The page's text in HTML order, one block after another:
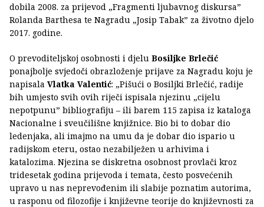
dobila 2008. za prijevod „Fragmenti ljubavnog diskursa”
Rolanda Barthesa te Nagradu „Josip Tabak” za životno djelo
2017. godine.
O prevoditeljskoj osobnosti i djelu Bosiljke Brlečić
ponajbolje svjedoči obrazloženje prijave za Nagradu koju je
napisala Vlatka Valentić: „Pišući o Bosiljki Brlečić, radije
bih umjesto svih ovih riječi ispisala njezinu „cijelu
nepotpunu” bibliografiju – ili barem 115 zapisa iz kataloga
Nacionalne i sveučilišne knjižnice. Bio bi to dobar dio
ledenjaka, ali imajmo na umu da je dobar dio ispario u
radijskom eteru, ostao nezabilježen u arhivima i
katalozima. Njezina se diskretna osobnost provlači kroz
tridesetak godina prijevoda i temata, često posvećenih
upravo u nas neprevođenim ili slabije poznatim autorima,
u rasponu od filozofije i književne teorije do književnosti za